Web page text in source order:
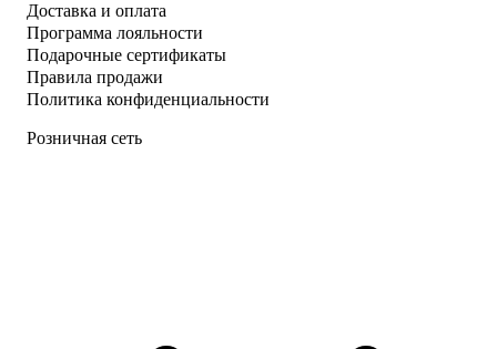
Доставка и оплата
Программа лояльности
Подарочные сертификаты
Правила продажи
Политика конфиденциальности
Розничная сеть